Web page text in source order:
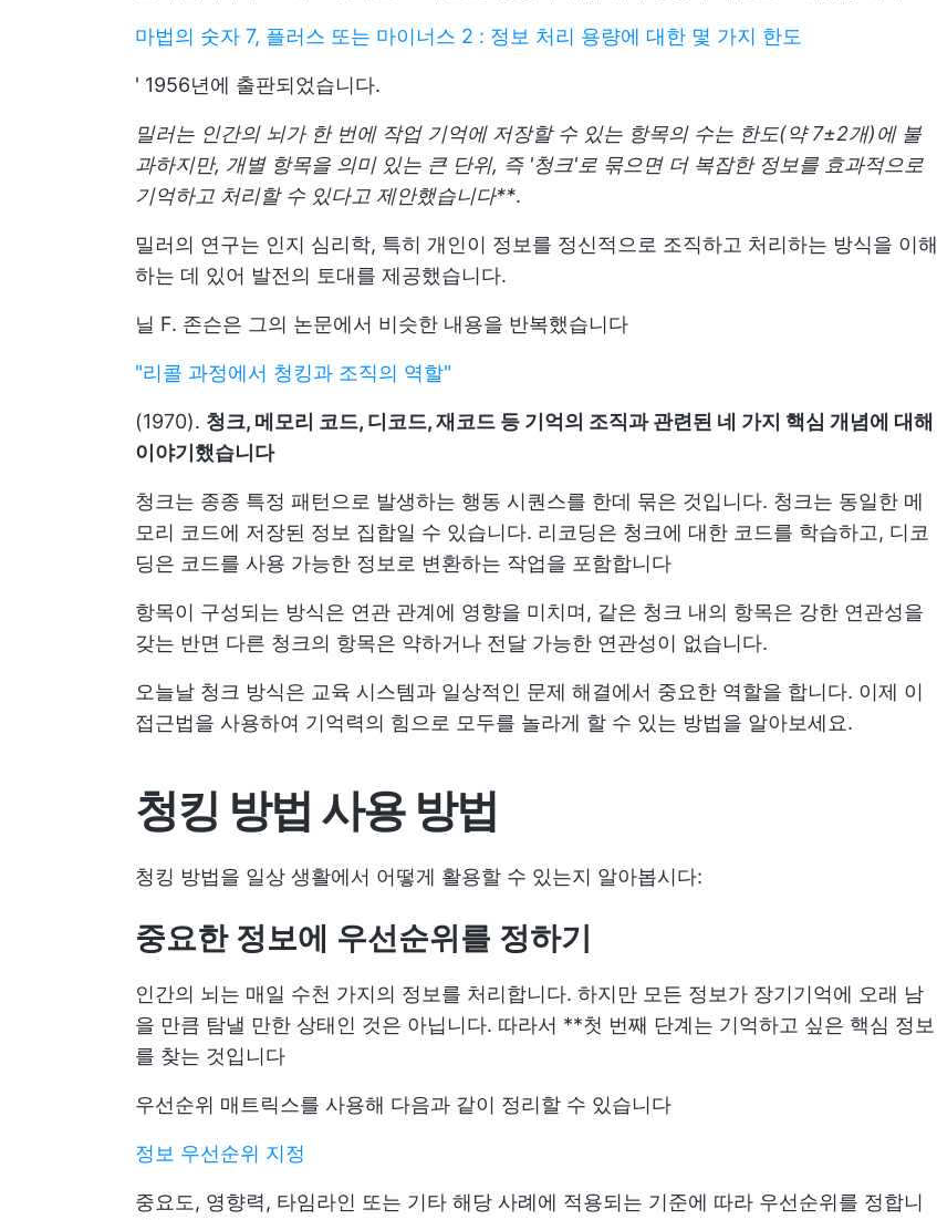
마법의 숫자 7, 플러스 또는 마이너스 2 : 정보 처리 용량에 대한 몇 가지 한도
' 1956년에 출판되었습니다.
밀러는 인간의 뇌가 한 번에 작업 기억에 저장할 수 있는 항목의 수는 한도(약 7±2개)에 불
과하지만, 개별 항목을 의미 있는 큰 단위, 즉 '청크'로 묶으면 더 복잡한 정보를 효과적으로
기억하고 처리할 수 있다고 제안했습니다**.
밀러의 연구는 인지 심리학, 특히 개인이 정보를 정신적으로 조직하고 처리하는 방식을 이해
하는 데 있어 발전의 토대를 제공했습니다.
닐 F. 존슨은 그의 논문에서 비슷한 내용을 반복했습니다
"리콜 과정에서 청킹과 조직의 역할"
(1970). 청크, 메모리 코드, 디코드, 재코드 등 기억의 조직과 관련된 네 가지 핵심 개념에 대해
이야기했습니다
청크는 종종 특정 패턴으로 발생하는 행동 시퀀스를 한데 묶은 것입니다. 청크는 동일한 메
모리 코드에 저장된 정보 집합일 수 있습니다. 리코딩은 청크에 대한 코드를 학습하고, 디코
딩은 코드를 사용 가능한 정보로 변환하는 작업을 포함합니다
항목이 구성되는 방식은 연관 관계에 영향을 미치며, 같은 청크 내의 항목은 강한 연관성을
갖는 반면 다른 청크의 항목은 약하거나 전달 가능한 연관성이 없습니다.
오늘날 청크 방식은 교육 시스템과 일상적인 문제 해결에서 중요한 역할을 합니다. 이제 이
접근법을 사용하여 기억력의 힘으로 모두를 놀라게 할 수 있는 방법을 알아보세요.
청킹 방법 사용 방법
청킹 방법을 일상 생활에서 어떻게 활용할 수 있는지 알아봅시다:
중요한 정보에 우선순위를 정하기
인간의 뇌는 매일 수천 가지의 정보를 처리합니다. 하지만 모든 정보가 장기기억에 오래 남
을 만큼 탐낼 만한 상태인 것은 아닙니다. 따라서 **첫 번째 단계는 기억하고 싶은 핵심 정보
를 찾는 것입니다
우선순위 매트릭스를 사용해 다음과 같이 정리할 수 있습니다
정보 우선순위 지정
중요도, 영향력, 타임라인 또는 기타 해당 사례에 적용되는 기준에 따라 우선순위를 정합니